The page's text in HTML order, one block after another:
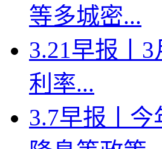
等多城密...
3.21早报丨
利率...
3.7早报丨